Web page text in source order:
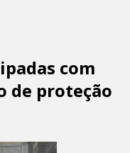
com
de proteção